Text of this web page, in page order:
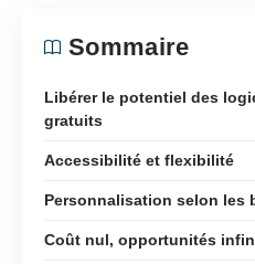
Sommaire
Libérer le potentiel des
gratuits
Accessibilité et flexibilité
Personnalisation selon les
Coût nul, opportunités